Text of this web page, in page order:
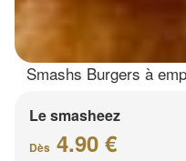
Smashs Burgers à
Le smasheez
Dès 4.90 €